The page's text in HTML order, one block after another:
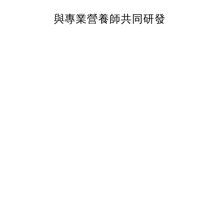
與專業營養師共同研發